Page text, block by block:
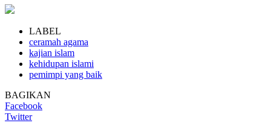
LABEL
ceramah agama
kajian islam
kehidupan islami
pemimpi yang baik
BAGIKAN
Facebook
Twitter